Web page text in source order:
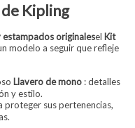
Kipling
estampados originalesel Kit
modelo a seguir que refleje
Llavero de mono : detalles
y estilo.
proteger sus pertenencias,